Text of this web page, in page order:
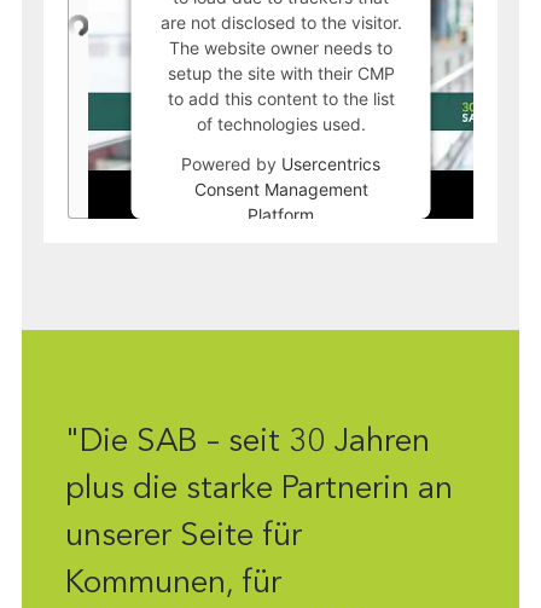
are not disclosed to the visitor.
The website owner needs to
setup the site with their CMP
to add this content to the list
of technologies used.
Powered by Usercentrics
Consent Management
Platform
"Die SAB – seit 30 Jahren
plus die starke Partnerin an
unserer Seite für
Kommunen, für